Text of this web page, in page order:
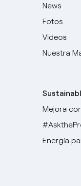
News
Fotos
Videos
Nuestra
Mejora
Energía